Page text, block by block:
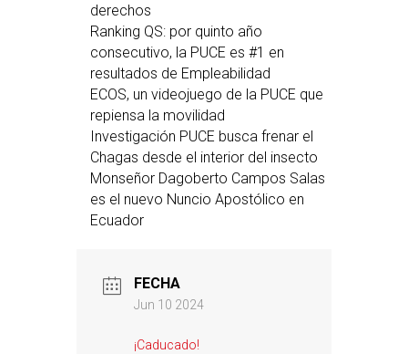
derechos
Ranking QS: por quinto año
consecutivo, la PUCE es #1 en
resultados de Empleabilidad
ECOS, un videojuego de la PUCE que
repiensa la movilidad
Investigación PUCE busca frenar el
Chagas desde el interior del insecto
Monseñor Dagoberto Campos Salas
es el nuevo Nuncio Apostólico en
Ecuador
FECHA
Jun 10 2024
¡Caducado!